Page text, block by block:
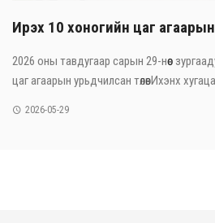
Ирэх 10 хоногийн цаг
2026 оны тавдугаар сарын 29-нөөс
цаг агаарын урьдчилсан төлөвИхэнх
2026-05-29